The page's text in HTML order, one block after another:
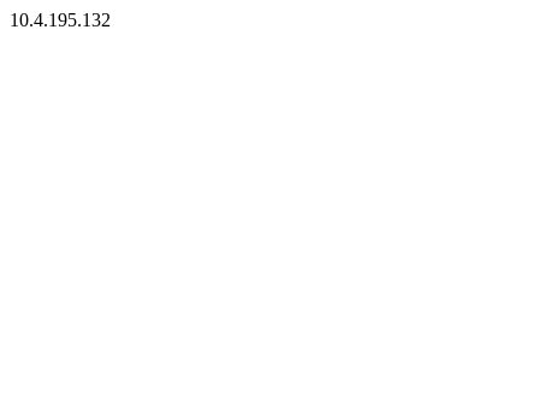
10.4.195.132